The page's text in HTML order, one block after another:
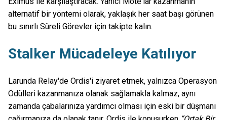
alternatif bir yöntemi olarak, yaklaşık her saat başı görünen
bu sınırlı Süreli Görevler için takipte kalın.
Stalker Mücadeleye Katılıyor
Larunda Relay'de Ordis'i ziyaret etmek, yalnızca Operasyon
Ödülleri kazanmanıza olanak sağlamakla kalmaz, aynı
zamanda çabalarınıza yardımcı olması için eski bir düşmanı